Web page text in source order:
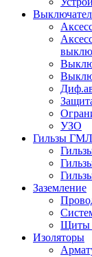
УЗО
Гильзы ГМЛ
Заземление
Щиты
Изоляторы